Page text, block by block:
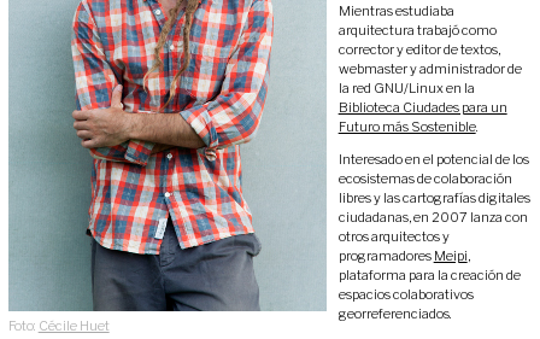
Foto: Cécile Huet
Mientras estudiaba
arquitectura trabajó como
corrector y editor de textos,
webmaster y administrador de
la red GNU/Linux en la
Biblioteca Ciudades para un
Futuro más Sostenible.
Interesado en el potencial de los
ecosistemas de colaboración
libres y las cartografías digitales
ciudadanas, en 2007 lanza con
otros arquitectos y
programadores Meipi
plataforma para la creación de
espacios colaborativos
georreferenciados.